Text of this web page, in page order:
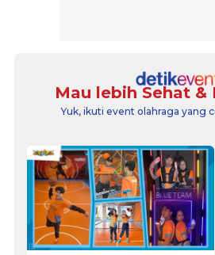
Mau lebih Sehat
Yuk, ikuti event olahraga yang